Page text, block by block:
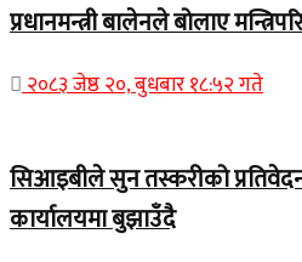
प्रधानमन्त्री बालेनले बोलाए
२०८३ जेष्ठ २०, बुधबार १८:५२ गते
सिआइबीले सुन तस्करीको
कार्यालयमा बुझाउँदै